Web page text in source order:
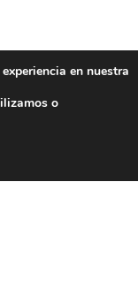
en nuestra
o